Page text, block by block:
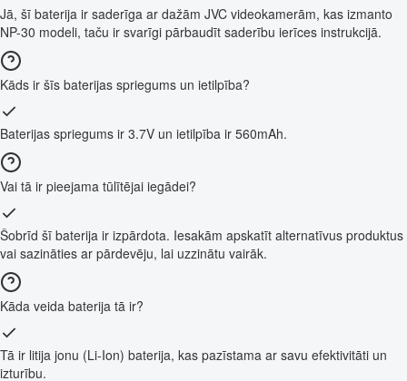
Jā, šī baterija ir saderīga ar dažām JVC videokamerām, kas izmanto
NP-30 modeli, taču ir svarīgi pārbaudīt saderību ierīces instrukcijā.
Kāds ir šīs baterijas spriegums un ietilpība?
Baterijas spriegums ir 3.7V un ietilpība ir 560mAh.
Vai tā ir pieejama tūlītējai iegādei?
Šobrīd šī baterija ir izpārdota. Iesakām apskatīt alternatīvus produktus
vai sazināties ar pārdevēju, lai uzzinātu vairāk.
Kāda veida baterija tā ir?
Tā ir litija jonu (Li-Ion) baterija, kas pazīstama ar savu efektivitāti un
izturību.